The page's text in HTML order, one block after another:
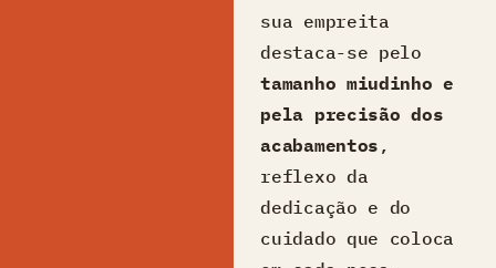
sua empreita
destaca-se pelo
tamanho miudinho e
pela precisão dos
acabamentos ,
reflexo da
dedicação e do
cuidado que coloca